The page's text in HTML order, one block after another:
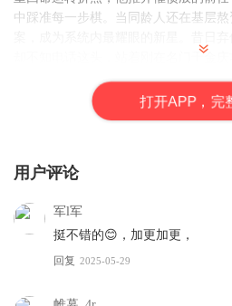
中踩准每一步棋。当同龄人还在基层
却不知电话这头，站着刚在名门千金
视——毕竟，向上攀爬的绳索，从来都
打开APP，完
用户评论
军l军
挺不错的😊，加更加更，
回复 2025-05-29